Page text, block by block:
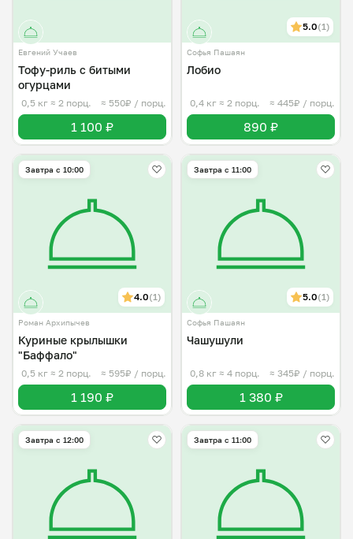
Евгений Учаев
Тофу-риль с битыми
огурцами
0,5 кг ≈ 2 порц. ≈ 550₽ / порц.
1 100 ₽
5.0(1)
Софья Пашаян
Лобио
0,4 кг ≈ 2 порц. ≈ 445₽ / порц.
890 ₽
Завтра c 10:00
4.0(1)
Роман Архипычев
Куриные крылышки
"Баффало"
0,5 кг ≈ 2 порц. ≈ 595₽ / порц.
1 190 ₽
Завтра c 11:00
5.0(1)
Софья Пашаян
Чашушули
0,8 кг ≈ 4 порц. ≈ 345₽ / порц.
1 380 ₽
Завтра c 12:00 Завтра c 11:00